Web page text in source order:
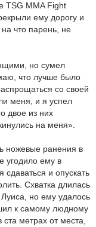
TSG MMA Fight
ему дорогу и
что парень, не
но сумел
что лучше было
со своей
меня, и я успел
двое из них
на меня».
ножевые ранения в
угодило ему в
и опускать
Схватка длилась
но ему удалось
к самому людному
метрах от места,